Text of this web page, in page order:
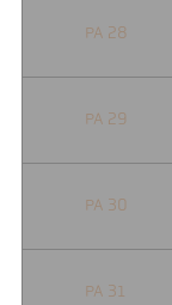
PA 28
PA 29
PA 30
PA 31